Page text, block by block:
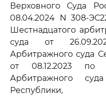
Верховного Суда
08.04.2024 N 308-
Шестнадцатого
суда от
Арбитражного суда
от 08.12.2023 по
Арбитражного суда
Республики,